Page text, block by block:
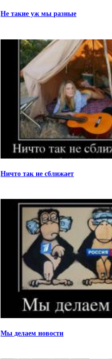
Не такие уж мы разные
Ничто так не сближает
Мы делаем новости